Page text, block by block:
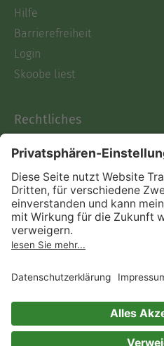
Hilfe
Barrierefreiheit
Login
Skoobe liest
Rechtliches
AGB
Informationen nach Data
Act
Verträge hier kündigen
Impressum
Immer ein